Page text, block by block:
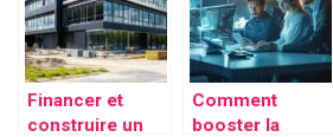
nouveaux défis
Financer et
construire un
Comment
booster la